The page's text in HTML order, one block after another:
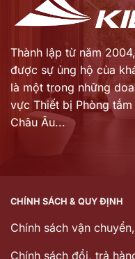
Thành lập từ năm
được sự ủng hộ của
là một trong những
vực Thiết bị Phòng
Châu Âu...
CHÍNH SÁCH & QUY ĐỊNH
Chính sách vận
Chính sách đổi, trả